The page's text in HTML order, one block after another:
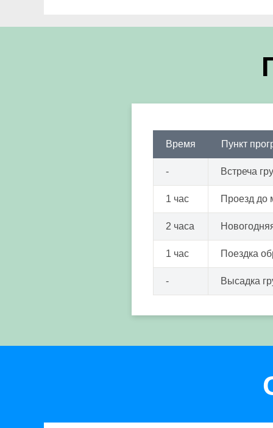
Время Пункт
- Встреча
1 час Проезд до
2 часа
1 час Поездка
- Высадка